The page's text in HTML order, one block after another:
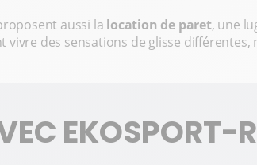
aussi la location de paret, une
vivre des sensations de glisse
EKOSPORT-